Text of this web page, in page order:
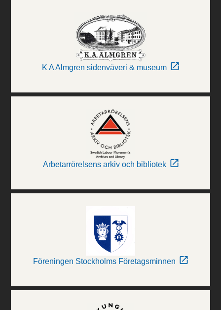
K A Almgren sidenväveri & museum
Arbetarrörelsens arkiv och bibliotek
Föreningen Stockholms Företagsminnen